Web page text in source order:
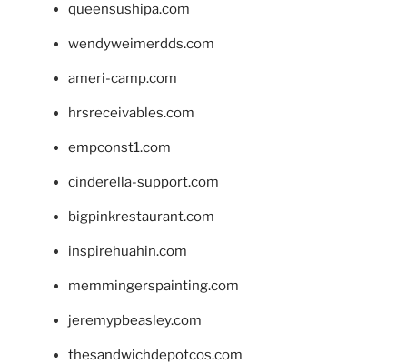
queensushipa.com
wendyweimerdds.com
ameri-camp.com
hrsreceivables.com
empconst1.com
cinderella-support.com
bigpinkrestaurant.com
inspirehuahin.com
memmingerspainting.com
jeremypbeasley.com
thesandwichdepotcos.com